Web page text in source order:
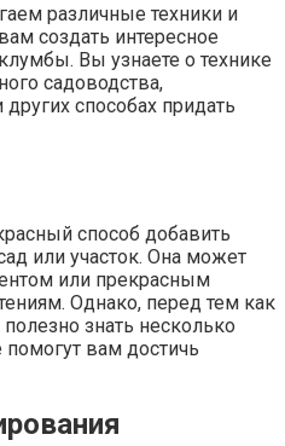
различные техники и
создать интересное
Вы узнаете о технике
садоводства,
способах придать
способ добавить
или участок. Она может
или прекрасным
Однако, перед тем как
знать несколько
вам достичь